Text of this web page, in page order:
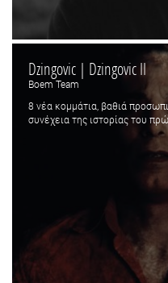
Dzingovic | Dzingovic II
Boem Team
8 νέα κομμάτια, βαθιά
συνέχεια της ιστορίας του